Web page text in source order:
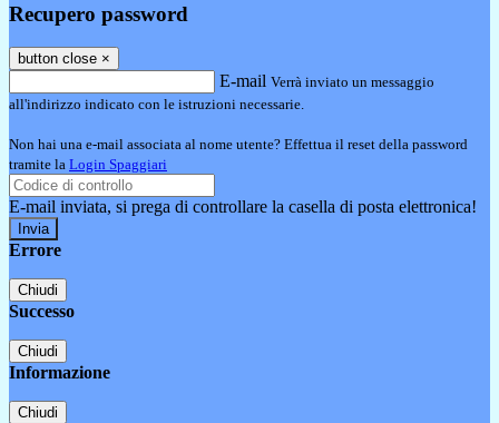
Recupero password
button close ×
E-mail Verrà inviato un messaggio
all'indirizzo indicato con le istruzioni necessarie.
Non hai una e-mail associata al nome utente? Effettua il reset della password
tramite la Login Spaggiari
E-mail inviata, si prega di controllare la casella di posta elettronica!
Errore
Chiudi
Successo
Chiudi
Informazione
Chiudi